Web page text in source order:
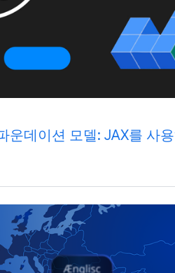
데이션 모델: JAX를 사